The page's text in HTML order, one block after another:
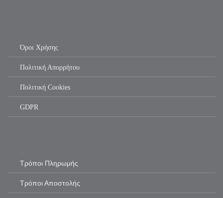
Όροι Χρήσης
Πολιτική Απορρήτου
Πολιτική Cookies
GDPR
Τρόποι Πληρωμής
Τρόποι Αποστολής